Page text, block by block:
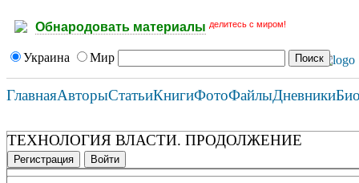
Обнародовать материалы делитесь с миром!
Украина Мир
ГлавнаяАвторыСтатьиКнигиФотоФайлыДневники
ТЕХНОЛОГИЯ ВЛАСТИ. ПРОДОЛЖЕНИЕ
Регистрация Войти